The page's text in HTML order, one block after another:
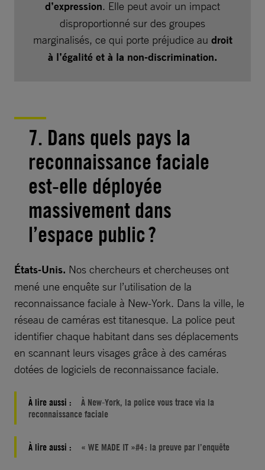
d’expression. Elle peut avoir un impact
disproportionné sur des groupes
marginalisés, ce qui porte préjudice au droit
à l’égalité et à la non-discrimination.
7. Dans quels pays la
reconnaissance faciale
est-elle déployée
massivement dans
l’espace public ?
États-Unis. Nos chercheurs et chercheuses ont
mené une enquête sur l’utilisation de la
reconnaissance faciale à New-York. Dans la ville, le
réseau de caméras est titanesque. La police peut
identifier chaque habitant dans ses déplacements
en scannant leurs visages grâce à des caméras
dotées de logiciels de reconnaissance faciale.
À lire aussi :
À New-York, la police vous trace via la
reconnaissance faciale
À lire aussi : « WE MADE IT »#4 : la preuve par l’enquête